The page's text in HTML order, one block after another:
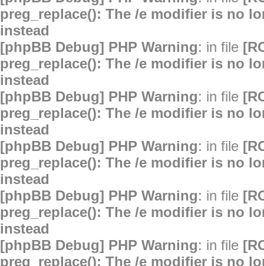
preg_replace(): The /e modifier is no
instead
[phpBB Debug] PHP Warning: in file
preg_replace(): The /e modifier is no
instead
[phpBB Debug] PHP Warning: in file
preg_replace(): The /e modifier is no
instead
[phpBB Debug] PHP Warning: in file
preg_replace(): The /e modifier is no
instead
[phpBB Debug] PHP Warning: in file
preg_replace(): The /e modifier is no
instead
[phpBB Debug] PHP Warning: in file
preg_replace(): The /e modifier is no